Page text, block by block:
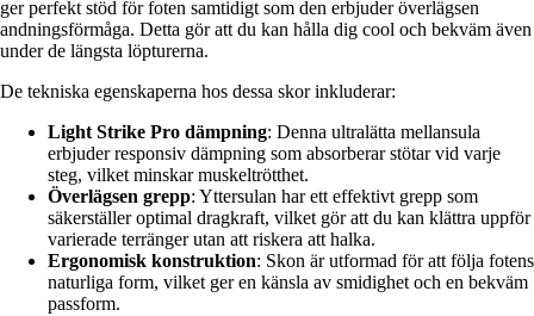
ger perfekt stöd för foten samtidigt som den erbjuder överlägsen
andningsförmåga. Detta gör att du kan hålla dig cool och bekväm även
under de längsta löpturerna.
De tekniska egenskaperna hos dessa skor inkluderar:
Light Strike Pro dämpning: Denna ultralätta mellansula
erbjuder responsiv dämpning som absorberar stötar vid varje
steg, vilket minskar muskeltrötthet.
Överlägsen grepp: Yttersulan har ett effektivt grepp som
säkerställer optimal dragkraft, vilket gör att du kan klättra uppför
varierade terränger utan att riskera att halka.
Ergonomisk konstruktion: Skon är utformad för att följa fotens
naturliga form, vilket ger en känsla av smidighet och en bekväm
passform.